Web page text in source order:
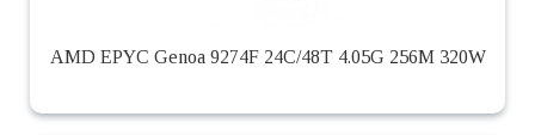
AMD EPYC Genoa 9274F 24C/48T 4.05G 256M 320W